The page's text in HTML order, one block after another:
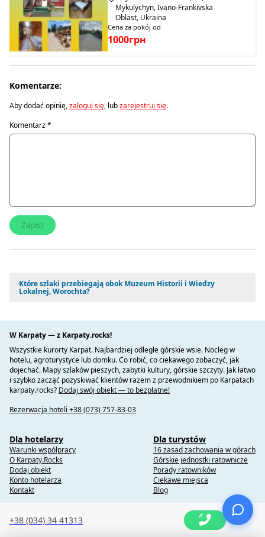
Mykulychyn, Ivano-Frankivska
Oblast, Ukraina
Cena za pokój od
1000грн
Komentarze:
Aby dodać opinię,zaloguj się, lubzarejestruj się.
Komentarz*
Które szlaki przebiegają obok Muzeum Historii i Wiedzy
Lokalnej, Worochta?
+38 (034) 34 41313
W Karpaty — z Karpaty.rocks!
Wszystkie kurorty Karpat. Najbardziej odległe górskie wsie. Nocleg w
hotelu, agroturystyce lub domku. Co robić, co ciekawego zobaczyć, jak
dojechać. Mapy szlaków pieszych, zabytki kultury, górskie szczyty. Jak łatwo
i szybko zacząć pozyskiwać klientów razem z przewodnikiem po Karpatach
karpaty.rocks? Dodaj swój obiekt — to bezpłatne!
Rezerwacja hoteli +38 (073) 757-83-03
Dla hotelarzy
Warunki współpracy
O Karpaty.Rocks
Dodaj obiekt
Konto hotelarza
Kontakt
Dla turystów
16 zasad zachowania w górach
Górskie jednostki ratownicze
Porady ratowników
Ciekawe miejsca
Blog
Copyright @ 2010-2014 Karpaty.Rocks